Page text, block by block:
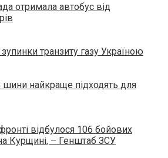
отримала автобус від
транзиту газу Україною
шини найкраще підходять для
відбулося 106 бойових
Курщині, – Генштаб ЗСУ